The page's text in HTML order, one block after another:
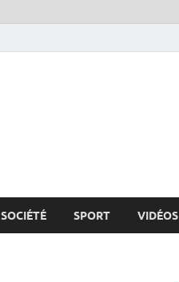
SOCIÉTÉ SPORT VIDÉOS